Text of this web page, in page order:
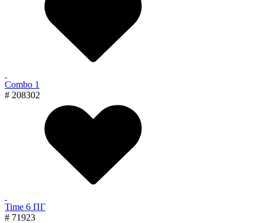
Combo 1
# 208302
Time 6 ПГ
# 71923